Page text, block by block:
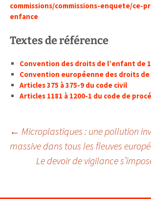
commissions/commissions-enquete/ce-
enfance
Textes de référence
Convention des droits de l’enfant de
Convention européenne des droits de
Articles 375 à 375-9 du code civil
Articles 1181 à 1200-1 du code de
Navigation
des
← Microplastiques : une pollution
massive dans tous les fleuves
Le devoir de vigilance